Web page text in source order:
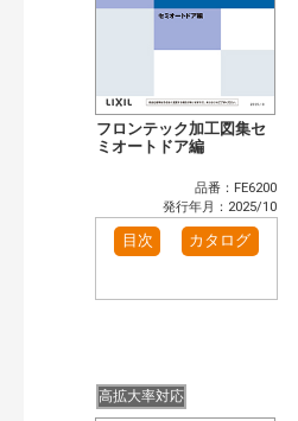
フロンテック加工図集セ
ミオートドア編
品番：FE6200
発行年月：2025/10
目次 カタログ
高拡大率対応